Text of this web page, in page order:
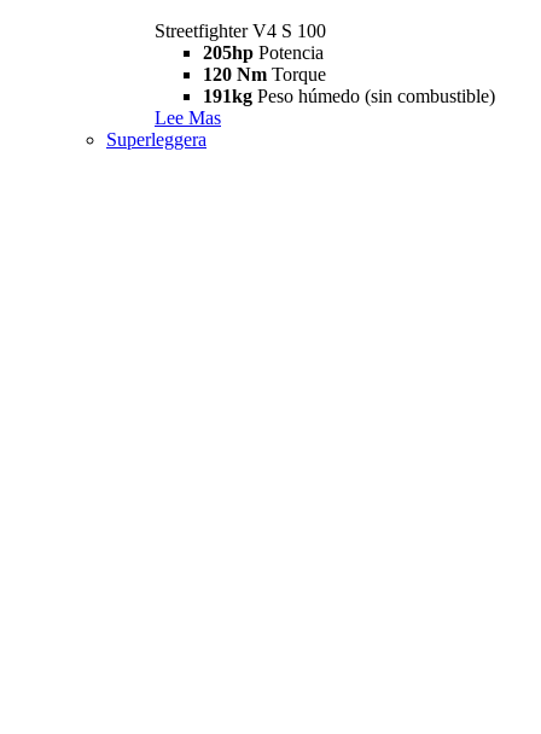
Streetfighter V4 S 100
205hp Potencia
120 Nm Torque
191kg Peso húmedo (sin combustible)
Lee Mas
Superleggera